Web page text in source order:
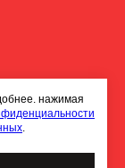
нажимая
.